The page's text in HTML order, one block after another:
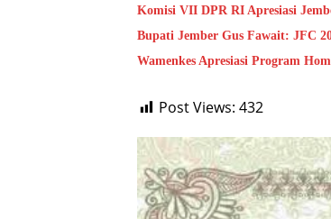
Komisi VII DPR RI Apresiasi
Bupati Jember Gus Fawait: JFC
Wamenkes Apresiasi Program
Post Views: 432